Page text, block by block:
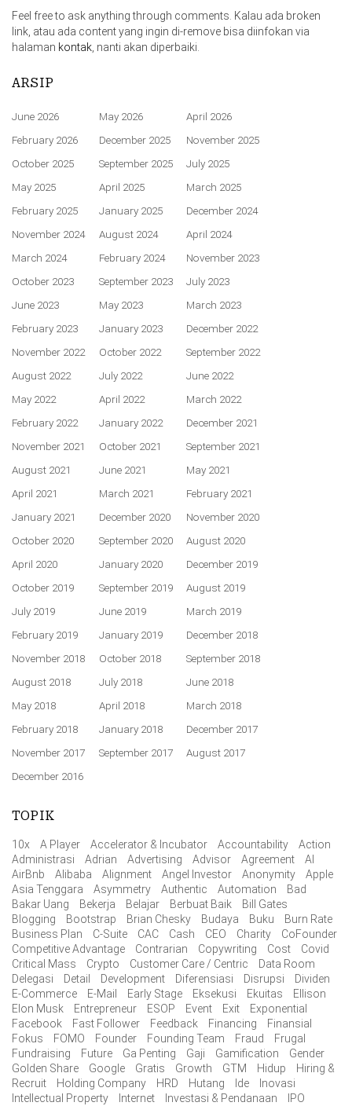
Feel free to ask anything through comments. Kalau ada broken
link, atau ada content yang ingin di-remove bisa diinfokan via
halaman kontak , nanti akan diperbaiki.
ARSIP
June 2026 May 2026
April 2026
February 2026
December 2025
November 2025
October 2025
September 2025
July 2025
May 2025
April 2025
March 2025
February 2025
January 2025
December 2024
November 2024
August 2024
April 2024
March 2024
February 2024
November 2023
October 2023
September 2023
July 2023
June 2023
May 2023
March 2023
February 2023
January 2023
December 2022
November 2022
October 2022
September 2022
August 2022
July 2022
June 2022
May 2022
April 2022
March 2022
February 2022
January 2022
December 2021
November 2021
October 2021
September 2021
August 2021
June 2021
May 2021
April 2021
March 2021
February 2021
January 2021
December 2020
November 2020
October 2020
September 2020
August 2020
April 2020
January 2020
December 2019
October 2019
September 2019
August 2019
July 2019
June 2019
March 2019
February 2019
January 2019
December 2018
November 2018
October 2018
September 2018
August 2018
July 2018
June 2018
May 2018
April 2018
March 2018
February 2018
January 2018
December 2017
November 2017
September 2017
August 2017
December 2016
TOPIK
10x A Player Accelerator & Incubator Accountability
Action
Administrasi
Adrian Advertising Advisor Agreement
AI
AirBnb
Alibaba Alignment Angel Investor Anonymity
Apple
Asia Tenggara
Asymmetry Authentic Automation
Bad
Bakar Uang
Bekerja Belajar Berbuat Baik
Bill Gates
Blogging
Bootstrap Brian Chesky Budaya Buku
Burn Rate
Business Plan
C-Suite CAC Cash CEO Charity
CoFounder
Competitive Advantage
Contrarian Copywriting Cost
Covid
Critical Mass
Crypto Customer Care / Centric
Data Room
Delegasi
Detail Development Diferensiasi Disrupsi
Dividen
E-Commerce
E-Mail Early Stage Eksekusi Ekuitas
Ellison
Elon Musk
Entrepreneur ESOP Event Exit
Exponential
Facebook
Fast Follower Feedback Financing
Finansial
Fokus
FOMO Founder Founding Team Fraud
Frugal
Fundraising
Future Ga Penting Gaji Gamification
Gender
Golden Share
Google Gratis Growth GTM Hidup
Hiring &
Recruit
Holding Company HRD Hutang Ide
Inovasi
Intellectual Property
Internet Investasi & Pendanaan
IPO